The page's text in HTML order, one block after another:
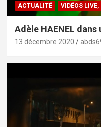
ACTUALITÉ VIDÉOS
Adèle HAENEL dans
13 décembre 2020